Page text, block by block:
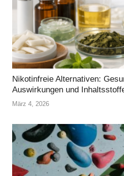
Nikotinfreie Alternativen:
Auswirkungen und
März 4, 2026